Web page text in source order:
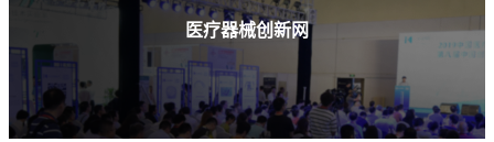
医疗器械创新网